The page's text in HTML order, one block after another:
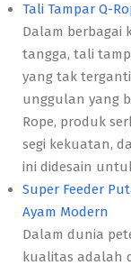
Tali Tampar Q-
Dalam
tangga, tali
yang tak
unggulan yang
Rope, produk
segi kekuatan,
ini didesain
Super Feeder
Ayam Modern
Dalam dunia
kualitas adalah